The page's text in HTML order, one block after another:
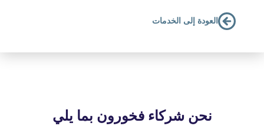
العودة إلى الخدمات
نحن شركاء فخورون بما يلي